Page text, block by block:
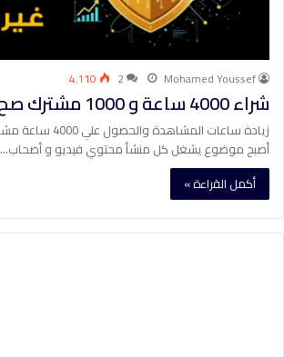
Mohamed Youssef
2 4٬110
شراء 4000 ساعة و 1000 مشترك صح ولا غلط ؟
أصبح موضوع يشغل كل منشأ محتوي فيديو و أصحاب…
أكمل القراءة »